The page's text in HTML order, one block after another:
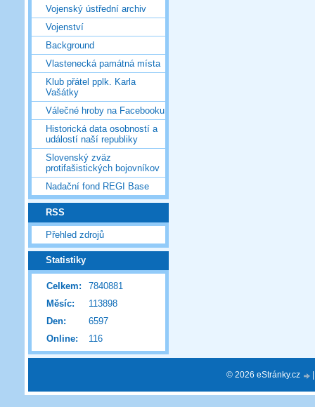
Vojenský ústřední archiv
Vojenství
Background
Vlastenecká památná místa
Klub přátel pplk. Karla
Vašátky
Válečné hroby na Facebooku
Historická data osobností a
událostí naší republiky
Slovenský zväz
protifašistických bojovníkov
Nadační fond REGI Base
RSS
Přehled zdrojů
Statistiky
Online: 116
Celkem:
7840881
Měsíc:
113898
Den:
6597
© 2026 eStránky.cz